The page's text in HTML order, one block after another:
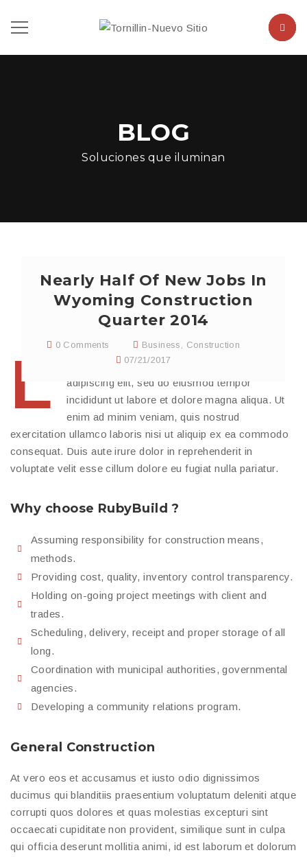
BLOG
Soluciones que iluminan
Nearly Half Of New Jobs In
Wyoming Construction
Quarter 2014
0 Comments Business
Construction
07/21/2017
L
orem ipsum dolor sit amet, consectetur
adipiscing elit, sed do eiusmod tempor
incididunt ut labore et dolore magna aliqua. Ut
enim ad minim veniam, quis nostrud
exercitation ullamco laboris nisi ut aliquip ex ea commodo
consequat. Duis aute irure dolor in reprehenderit in
voluptate velit esse cillum dolore eu fugiat nulla pariatur.
Why choose RubyBuild ?
Assuming responsibility for construction means,
methods.
Providing cost, quality, inventory control transparency.
Holding on-going project meetings with client and
trades.
Scheduling, delivery, receipt and proper storage of all
long.
Coordination with municipal authorities, governmental
agencies.
Developing a community relations program.
General Construction
At vero eos et accusamus et iusto odio dignissimos
ducimus qui blanditiis praesentium voluptatum deleniti atque
corrupti quos dolores et quas molestias excepturi sint
occaecati cupiditate non provident, similique sunt in culpa
qui officia deserunt mollitia animi, id est laborum et dolorum